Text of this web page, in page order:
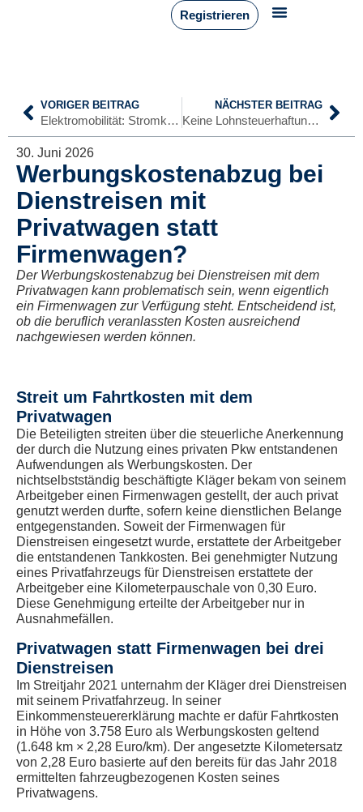
Registrieren
VORIGER BEITRAG
Elektromobilität: Stromkosten für Elektro-Dienstwagen ab 2026
NÄCHSTER BEITRAG
Keine Lohnsteuerhaftung bei Pkw-Nutzung des Gesellschafter-Geschäftsführers ohne Privatnutzungsgestattung
30. Juni 2026
Werbungskostenabzug bei
Dienstreisen mit
Privatwagen statt
Firmenwagen?
Der Werbungskostenabzug bei Dienstreisen mit dem
Privatwagen kann problematisch sein, wenn eigentlich
ein Firmenwagen zur Verfügung steht. Entscheidend ist,
ob die beruflich veranlassten Kosten ausreichend
nachgewiesen werden können.
Streit um Fahrtkosten mit dem
Privatwagen
Die Beteiligten streiten über die steuerliche Anerkennung
der durch die Nutzung eines privaten Pkw entstandenen
Aufwendungen als Werbungskosten. Der
nichtselbstständig beschäftigte Kläger bekam von seinem
Arbeitgeber einen Firmenwagen gestellt, der auch privat
genutzt werden durfte, sofern keine dienstlichen Belange
entgegenstanden. Soweit der Firmenwagen für
Dienstreisen eingesetzt wurde, erstattete der Arbeitgeber
die entstandenen Tankkosten. Bei genehmigter Nutzung
eines Privatfahrzeugs für Dienstreisen erstattete der
Arbeitgeber eine Kilometerpauschale von 0,30 Euro.
Diese Genehmigung erteilte der Arbeitgeber nur in
Ausnahmefällen.
Privatwagen statt Firmenwagen bei drei
Dienstreisen
Im Streitjahr 2021 unternahm der Kläger drei Dienstreisen
mit seinem Privatfahrzeug. In seiner
Einkommensteuererklärung machte er dafür Fahrtkosten
in Höhe von 3.758 Euro als Werbungskosten geltend
(1.648 km × 2,28 Euro/km). Der angesetzte Kilometersatz
von 2,28 Euro basierte auf den bereits für das Jahr 2018
ermittelten fahrzeugbezogenen Kosten seines
Privatwagens.